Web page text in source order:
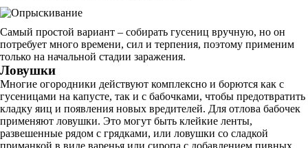
Самый простой вариант – собирать гусениц вручную, но он
потребует много времени, сил и терпения, поэтому применим
только на начальной стадии заражения.
Ловушки
Многие огородники действуют комплексно и борются как с
гусеницами на капусте, так и с бабочками, чтобы предотвратить
кладку яиц и появления новых вредителей. Для отлова бабочек
применяют ловушки. Это могут быть клейкие ленты,
развешенные рядом с грядками, или ловушки со сладкой
приманкой в виде варенья или сиропа с добавлением пивных